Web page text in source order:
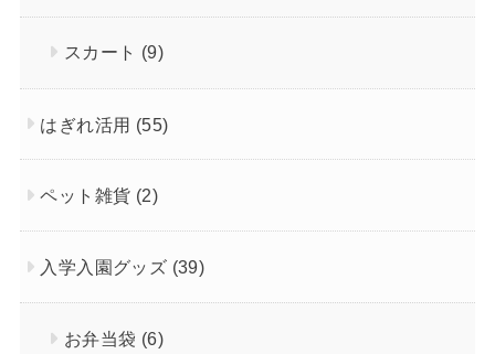
スカート (9)
はぎれ活用 (55)
ペット雑貨 (2)
入学入園グッズ (39)
お弁当袋 (6)